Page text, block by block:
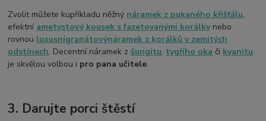
Zvolit můžete kupříkladu něžný náramek z pukaného křišťálu,
efektní ametystový kousek s fazetovanými korálky nebo
rovnou luxusnígranátovýnáramek z korálků v zemitých
odstínech. Decentní náramek z šungitu, tygřího oka či kyanitu
je skvělou volbou i pro pana učitele.
3. Darujte porci štěstí